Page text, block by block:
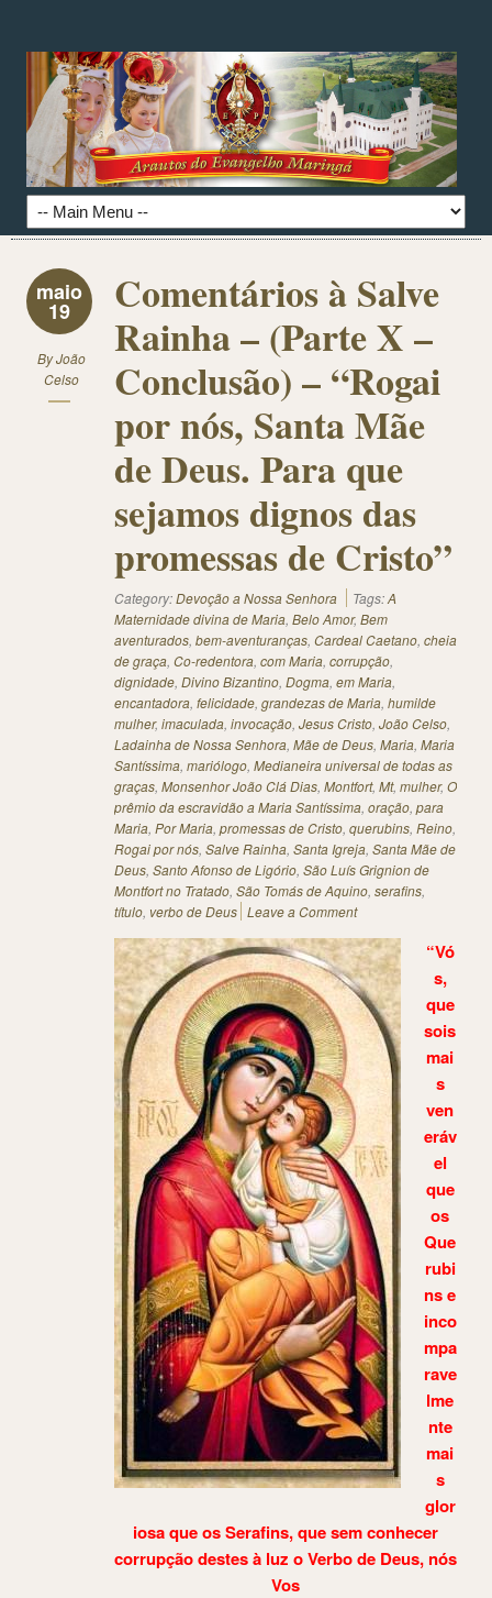
maio
19
ByJoão
Celso
Comentários à Salve
Rainha – (Parte X –
Conclusão) – “Rogai
por nós, Santa Mãe
de Deus. Para que
sejamos dignos das
promessas de Cristo”
Category:Devoção a Nossa Senhora Tags:A
Maternidade divina de Maria, Belo Amor, Bem
aventurados, bem-aventuranças, Cardeal Caetano, cheia
de graça, Co-redentora, com Maria, corrupção,
dignidade, Divino Bizantino, Dogma, em Maria,
encantadora, felicidade, grandezas de Maria, humilde
mulher, imaculada, invocação, Jesus Cristo, João Celso,
Ladainha de Nossa Senhora, Mãe de Deus, Maria, Maria
Santíssima, mariólogo, Medianeira universal de todas as
graças, Monsenhor João Clá Dias, Montfort, Mt, mulher, O
prêmio da escravidão a Maria Santíssima, oração, para
Maria, Por Maria, promessas de Cristo, querubins, Reino,
Rogai por nós, Salve Rainha, Santa Igreja, Santa Mãe de
Deus, Santo Afonso de Ligório, São Luís Grignion de
Montfort no Tratado, São Tomás de Aquino, serafins,
título, verbo de Deus Leave a Comment
“Vó
s,
que
sois
mai
s
ven
eráv
el
que
os
Que
rubi
ns e
inco
mpa
rave
lme
nte
mai
s
glor
iosa que os Serafins, que sem conhecer
corrupção destes à luz o Verbo de Deus, nós
Vos